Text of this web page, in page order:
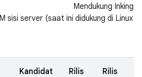
Mendukung Inking
sisi server (saat ini didukung di Linux
Kandidat
Rilis
Rilis